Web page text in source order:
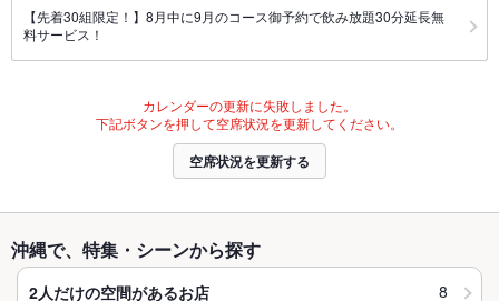
【先着30組限定！】8月中に9月のコース御予約で飲み放題30分延長無
料サービス！
カレンダーの更新に失敗しました。
下記ボタンを押して空席状況を更新してください。
空席状況を更新する
沖縄で、特集・シーンから探す
2人だけの空間があるお店 8